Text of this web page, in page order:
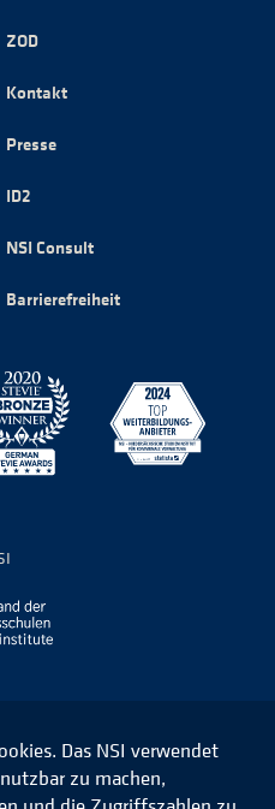
ZOD
Kontakt
Presse
ID2
NSI Consult
Barrierefreiheit
Das NSI verwendet
zu machen,